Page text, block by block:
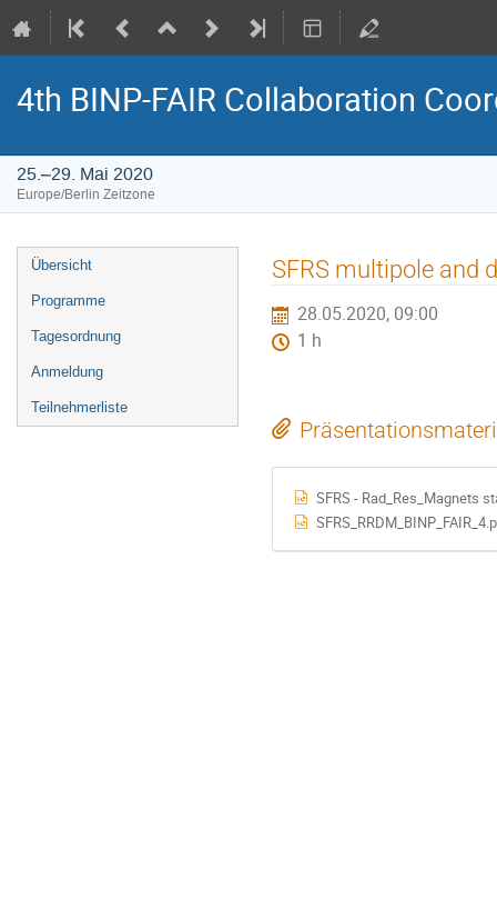
4th BINP-FAIR Collaboration
25.–29. Mai 2020
Europe/Berlin Zeitzone
Veranstaltungsmenü
Übersicht
Programme
Tagesordnung
Anmeldung
Teilnehmerliste
SFRS multipole and
28.05.2020, 09:00
1 h
SFRS - Rad_Res_Magnets